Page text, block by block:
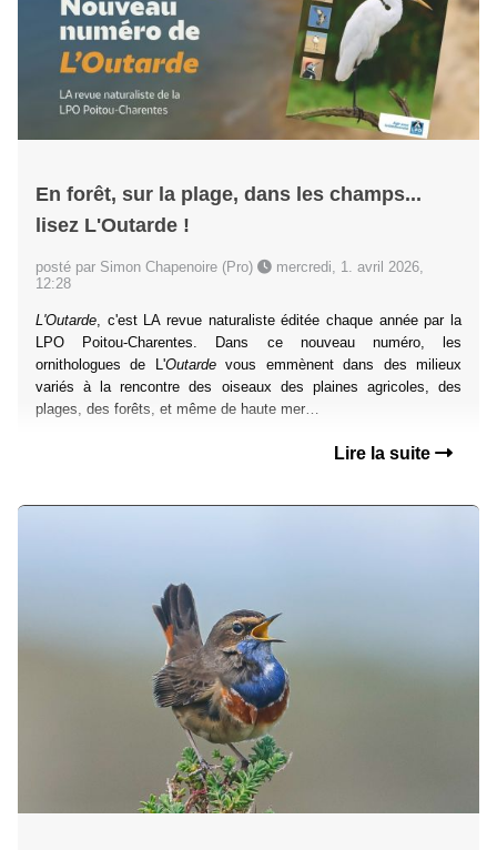
En forêt, sur la plage, dans les champs...
lisez L'Outarde !
posté par Simon Chapenoire (Pro)
mercredi, 1. avril 2026,
12:28
L'Outarde , c'est LA revue naturaliste éditée chaque année par la
LPO Poitou-Charentes. Dans ce nouveau numéro, les
ornithologues de L'Outardevous emmènent dans des milieux
variés à la rencontre des oiseaux des plaines agricoles, des
plages, des forêts, et même de haute mer…
Lire la suite